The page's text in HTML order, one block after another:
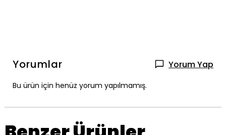
Yorumlar Yorum Yap
Bu ürün için henüz yorum yapılmamış.